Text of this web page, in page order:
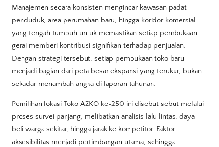
Manajemen secara konsisten mengincar kawasan padat
penduduk, area perumahan baru, hingga koridor komersial
yang tengah tumbuh untuk memastikan setiap pembukaan
gerai memberi kontribusi signifikan terhadap penjualan.
Dengan strategi tersebut, setiap pembukaan toko baru
menjadi bagian dari peta besar ekspansi yang terukur, bukan
sekadar menambah angka di laporan tahunan.
Pemilihan lokasi Toko AZKO ke-250 ini disebut sebut melalui
proses survei panjang, melibatkan analisis lalu lintas, daya
beli warga sekitar, hingga jarak ke kompetitor. Faktor
aksesibilitas menjadi pertimbangan utama, sehingga